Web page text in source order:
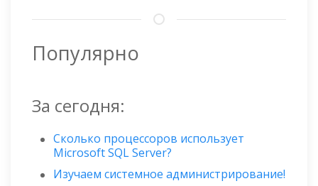
Популярно
За сегодня:
Сколько процессоров использует
Microsoft SQL Server?
Изучаем системное администрирование!